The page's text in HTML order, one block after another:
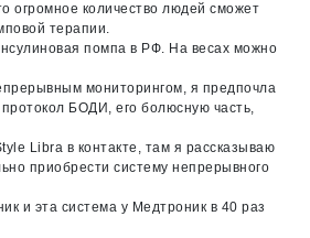
огромное количество людей сможет
терапии.
помпа в РФ. На весах можно
мониторингом, я предпочла
БОДИ, его болюсную часть,
Libra в контакте, там я рассказываю
приобрести систему непрерывного
и эта система у Медтроник в 40 раз